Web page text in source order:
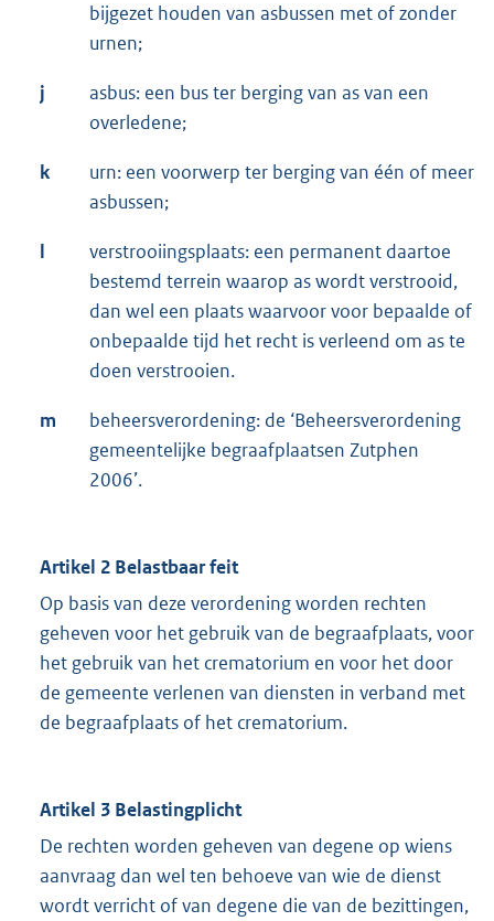
bijgezet houden van asbussen met of zonder
urnen;
j
asbus: een bus ter berging van as van een
overledene;
k
urn: een voorwerp ter berging van één of meer
asbussen;
l
verstrooiingsplaats: een permanent daartoe
bestemd terrein waarop as wordt verstrooid,
dan wel een plaats waarvoor voor bepaalde of
onbepaalde tijd het recht is verleend om as te
doen verstrooien.
m
beheersverordening: de ‘Beheersverordening
gemeentelijke begraafplaatsen Zutphen
2006’.
Artikel 2 Belastbaar feit
Op basis van deze verordening worden rechten
geheven voor het gebruik van de begraafplaats, voor
het gebruik van het crematorium en voor het door
de gemeente verlenen van diensten in verband met
de begraafplaats of het crematorium.
Artikel 3 Belastingplicht
De rechten worden geheven van degene op wiens
aanvraag dan wel ten behoeve van wie de dienst
wordt verricht of van degene die van de bezittingen,